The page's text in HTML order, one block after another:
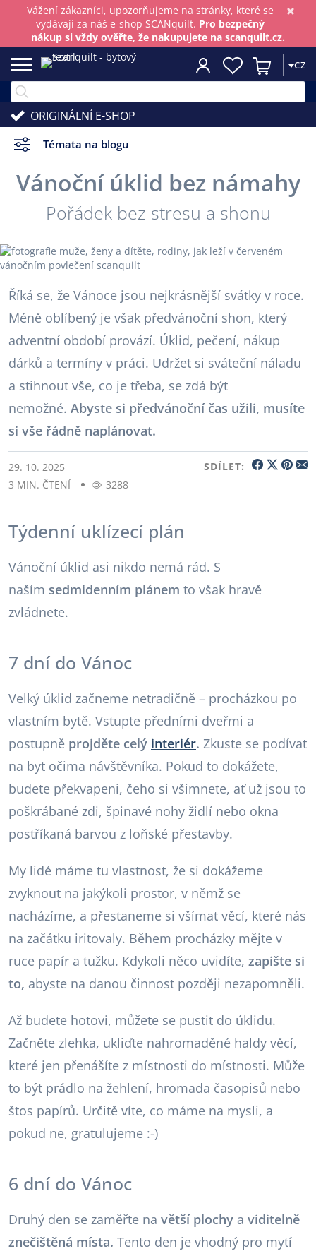
×
Vážení zákazníci, upozorňujeme na stránky, které se
vydávají za náš e-shop SCANquilt. Pro bezpečný
nákup si vždy ověřte, že nakupujete na scanquilt.cz.
CZ
ORIGINÁLNÍ E-SHOP
Témata na blogu
Vánoční úklid bez námahy
Pořádek bez stresu a shonu
Říká se, že Vánoce jsou nejkrásnější svátky v roce.
Méně oblíbený je však předvánoční shon, který
adventní období provází. Úklid, pečení, nákup
dárků a termíny v práci. Udržet si sváteční náladu
a stihnout vše, co je třeba, se zdá být
nemožné. Abyste si předvánoční čas užili, musíte
si vše řádně naplánovat.
29. 10. 2025
3 MIN. ČTENÍ
3288
SDÍLET:
Týdenní uklízecí plán
Vánoční úklid asi nikdo nemá rád. S
naším sedmidenním plánem to však hravě
zvládnete.
7 dní do Vánoc
Velký úklid začneme netradičně – procházkou po
vlastním bytě. Vstupte předními dveřmi a
postupně projděte celý interiér. Zkuste se podívat
na byt očima návštěvníka. Pokud to dokážete,
budete překvapeni, čeho si všimnete, ať už jsou to
poškrábané zdi, špinavé nohy židlí nebo okna
postříkaná barvou z loňské přestavby.
My lidé máme tu vlastnost, že si dokážeme
zvyknout na jakýkoli prostor, v němž se
nacházíme, a přestaneme si všímat věcí, které nás
na začátku iritovaly. Během procházky mějte v
ruce papír a tužku. Kdykoli něco uvidíte, zapište si
to, abyste na danou činnost později nezapomněli.
Až budete hotovi, můžete se pustit do úklidu.
Začněte zlehka, ukliďte nahromaděné haldy věcí,
které jen přenášíte z místnosti do místnosti. Může
to být prádlo na žehlení, hromada časopisů nebo
štos papírů. Určitě víte, co máme na mysli, a
pokud ne, gratulujeme :-)
6 dní do Vánoc
Druhý den se zaměřte na větší plochy a viditelně
znečištěná místa. Tento den je vhodný pro mytí